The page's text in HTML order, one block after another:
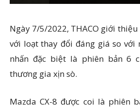
Ngày 7/5/2022, THACO giới thiệu
với loạt thay đổi đáng giá so với
nhấn đặc biệt là phiên bản 6
thương gia xịn sò.
Mazda CX-8 được coi là phiên